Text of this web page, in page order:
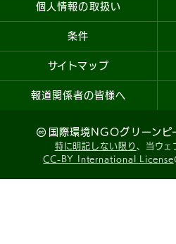
個人情報の取扱い
条件
サイトマップ
報道関係者の皆様へ
国際環境NGOグリーン
特に明記しない限り 、当ウェ
CC-BY International License